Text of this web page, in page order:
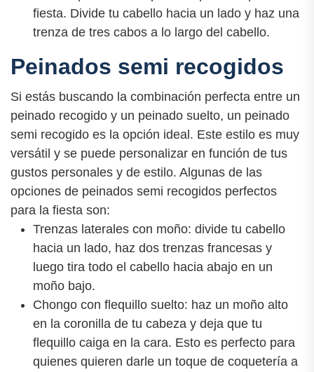
fiesta. Divide tu cabello hacia un lado y haz una
trenza de tres cabos a lo largo del cabello.
Peinados semi recogidos
Si estás buscando la combinación perfecta entre un
peinado recogido y un peinado suelto, un peinado
semi recogido es la opción ideal. Este estilo es muy
versátil y se puede personalizar en función de tus
gustos personales y de estilo. Algunas de las
opciones de peinados semi recogidos perfectos
para la fiesta son:
Trenzas laterales con moño: divide tu cabello
hacia un lado, haz dos trenzas francesas y
luego tira todo el cabello hacia abajo en un
moño bajo.
Chongo con flequillo suelto: haz un moño alto
en la coronilla de tu cabeza y deja que tu
flequillo caiga en la cara. Esto es perfecto para
quienes quieren darle un toque de coquetería a